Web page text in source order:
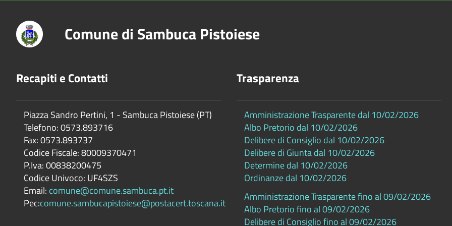
Comune di Sambuca Pistoiese
Recapiti e Contatti
Piazza Sandro Pertini, 1 - Sambuca Pistoiese (PT)
Telefono: 0573.893716
Fax: 0573.893737
Codice Fiscale: 80009370471
P.Iva: 00838200475
Codice Univoco: UF4SZS
Email: comune@comune.sambuca.pt.it
Pec:comune.sambucapistoiese@postacert.toscana.it
Trasparenza
Amministrazione Trasparente dal 10/02/2026
Albo Pretorio dal 10/02/2026
Delibere di Consiglio dal 10/02/2026
Delibere di Giunta dal 10/02/2026
Determine dal 10/02/2026
Ordinanze dal 10/02/2026
Amministrazione Trasparente fino al 09/02/2026
Albo Pretorio fino al 09/02/2026
Delibere di Consiglio fino al 09/02/2026